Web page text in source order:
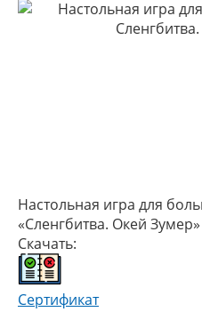
Настольная игра для
«Сленгбитва. Окей Зумер»
Скачать:
Сертификат